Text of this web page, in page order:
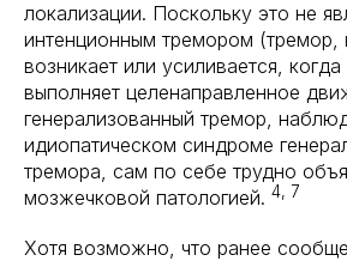
локализации. Поскольку это не
интенционным тремором (тремор,
возникает или усиливается,
выполняет целенаправленное
генерализованный тремор,
идиопатическом синдроме
тремора, сам по себе трудно
мозжечковой патологией. 4, 7
Хотя возможно, что ранее